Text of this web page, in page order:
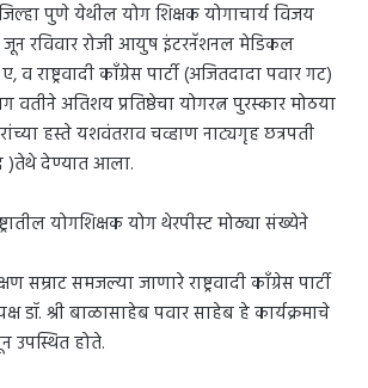
जिल्हा पुणे येथील योग शिक्षक योगाचार्य विजय
रविवार रोजी आयुष इंटरनॅशनल मेडिकल
राष्ट्रवादी काँग्रेस पार्टी (अजितदादा पवार गट)
अतिशय प्रतिष्ठेचा योगरत्न पुरस्कार मोठया
हस्ते यशवंतराव चव्हाण नाट्यगृह छत्रपती
)तेथे देण्यात आला.
योगशिक्षक योग थेरपीस्ट मोठ्या संख्येने
सम्राट समजल्या जाणारे राष्ट्रवादी काँग्रेस पार्टी
डॉ. श्री बाळासाहेब पवार साहेब हे कार्यक्रमाचे
उपस्थित होते.